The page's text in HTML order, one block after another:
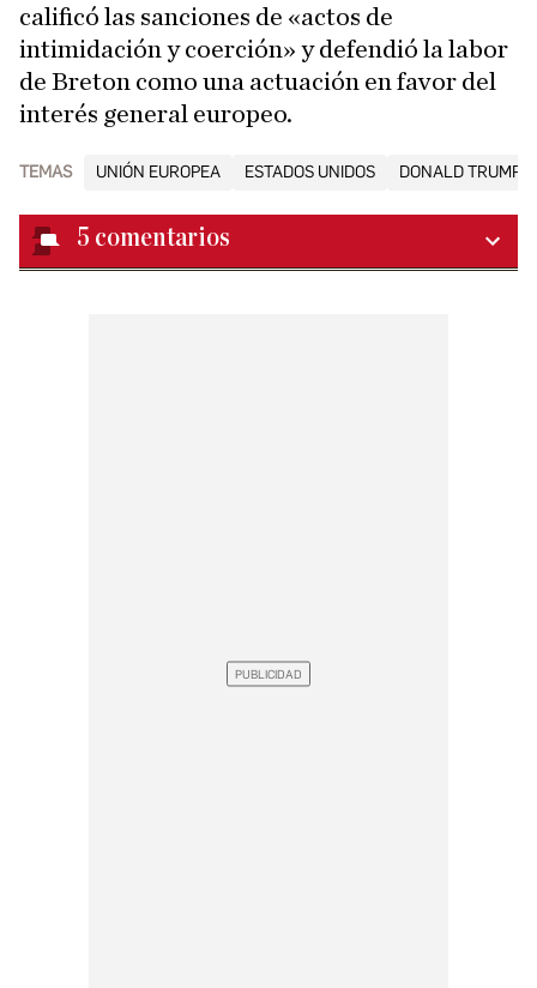
calificó las sanciones de «actos de
intimidación y coerción» y defendió la labor
de Breton como una actuación en favor del
interés general europeo.
TEMAS UNIÓN EUROPEA ESTADOS UNIDOS DONALD TRUMP
5 comentarios